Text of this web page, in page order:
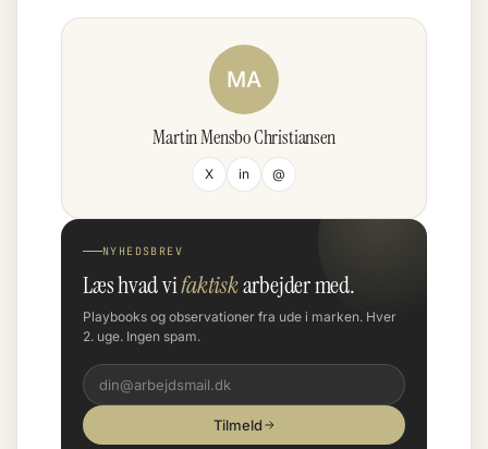
MA
Martin Mensbo Christiansen
X in @
NYHEDSBREV
Læs hvad vifaktiskarbejder med.
Playbooks og observationer fra ude i marken. Hver
2. uge. Ingen spam.
Tilmeld